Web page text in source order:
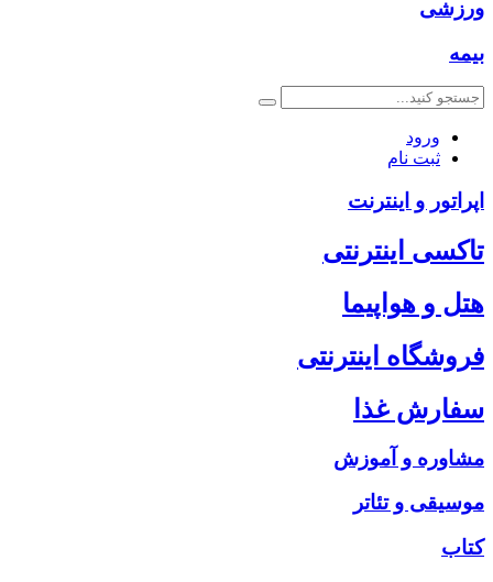
ورزشی
بیمه
ورود
ثبت نام
اپراتور و اینترنت
تاکسی اینترنتی
هتل و هواپیما
فروشگاه اینترنتی
سفارش غذا
مشاوره و آموزش
موسیقی و تئاتر
کتاب